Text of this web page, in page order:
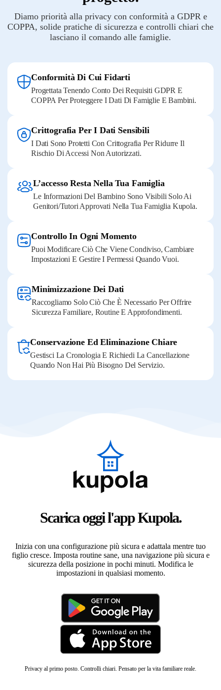
Diamo priorità alla privacy con conformità a GDPR e
COPPA, solide pratiche di sicurezza e controlli chiari che
lasciano il comando alle famiglie.
Conformità Di Cui Fidarti
Progettata Tenendo Conto Dei Requisiti GDPR E
COPPA Per Proteggere I Dati Di Famiglie E Bambini.
Crittografia Per I Dati Sensibili
I Dati Sono Protetti Con Crittografia Per Ridurre Il
Rischio Di Accessi Non Autorizzati.
L’accesso Resta Nella Tua Famiglia
Le Informazioni Del Bambino Sono Visibili Solo Ai
Genitori/tutori Approvati Nella Tua Famiglia Kupola.
Controllo In Ogni Momento
Puoi Modificare Ciò Che Viene Condiviso, Cambiare
Impostazioni E Gestire I Permessi Quando Vuoi.
Minimizzazione Dei Dati
Raccogliamo Solo Ciò Che È Necessario Per Offrire
Sicurezza Familiare, Routine E Approfondimenti.
Conservazione Ed Eliminazione Chiare
Gestisci La Cronologia E Richiedi La Cancellazione
Quando Non Hai Più Bisogno Del Servizio.
Scarica oggi l'app Kupola.
Inizia con una configurazione più sicura e adattala mentre tuo
figlio cresce. Imposta routine sane, una navigazione più sicura e
sicurezza della posizione in pochi minuti. Modifica le
impostazioni in qualsiasi momento.
Privacy al primo posto. Controlli chiari. Pensato per la vita familiare reale.